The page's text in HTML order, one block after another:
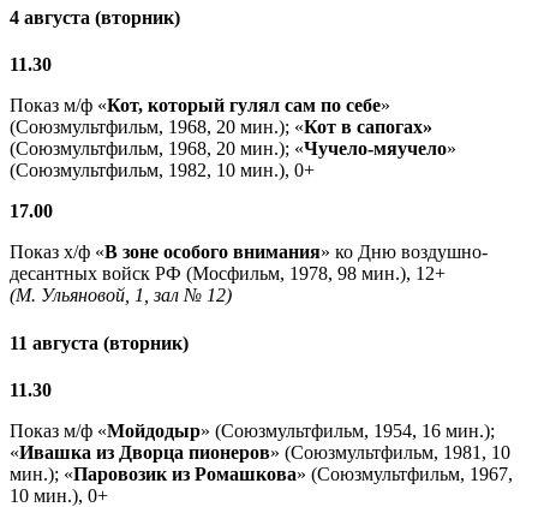
4 августа (вторник)
11.30
Показ м/ф «Кот, который гулял сам по себе»
(Союзмультфильм, 1968, 20 мин.); «Кот в сапогах»
(Союзмультфильм, 1968, 20 мин.); «Чучело-мяучело»
(Союзмультфильм, 1982, 10 мин.), 0+
17.00
Показ х/ф «В зоне особого внимания» ко Дню воздушно-
десантных войск РФ (Мосфильм, 1978, 98 мин.), 12+
(М. Ульяновой, 1, зал № 12)
11 августа (вторник)
11.30
Показ м/ф «Мойдодыр» (Союзмультфильм, 1954, 16 мин.);
«Ивашка из Дворца пионеров» (Союзмультфильм, 1981, 10
мин.); «Паровозик из Ромашкова» (Союзмультфильм, 1967,
10 мин.), 0+